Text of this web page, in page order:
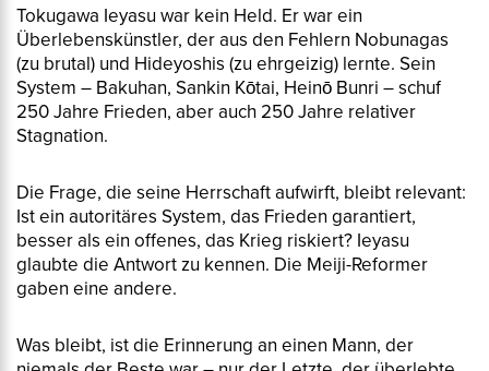
Tokugawa Ieyasu war kein Held. Er war ein
Überlebenskünstler, der aus den Fehlern Nobunagas
(zu brutal) und Hideyoshis (zu ehrgeizig) lernte. Sein
System – Bakuhan, Sankin Kōtai, Heinō Bunri – schuf
250 Jahre Frieden, aber auch 250 Jahre relativer
Stagnation.
Die Frage, die seine Herrschaft aufwirft, bleibt relevant:
Ist ein autoritäres System, das Frieden garantiert,
besser als ein offenes, das Krieg riskiert? Ieyasu
glaubte die Antwort zu kennen. Die Meiji-Reformer
gaben eine andere.
Was bleibt, ist die Erinnerung an einen Mann, der